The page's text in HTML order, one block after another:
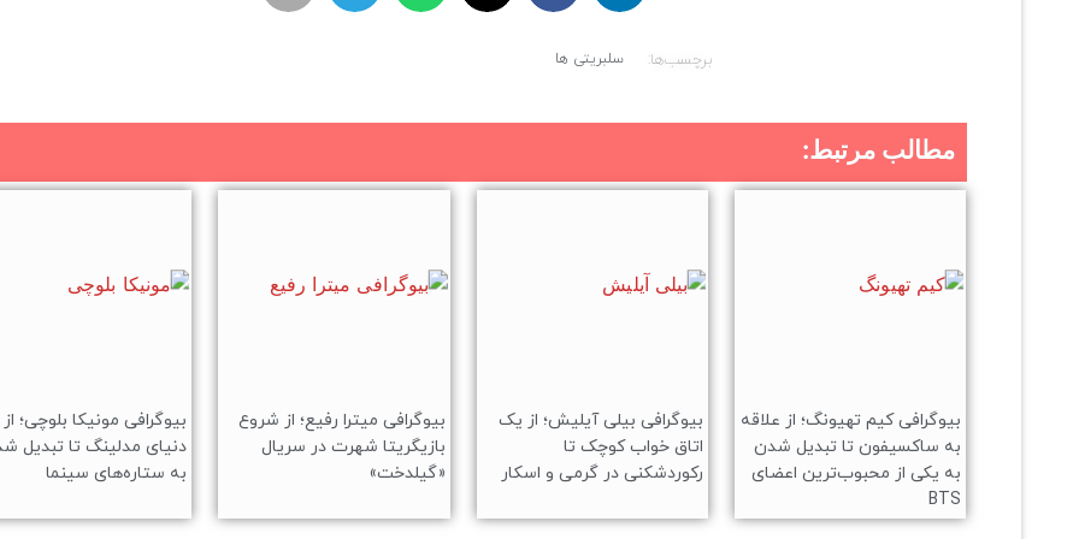
برچسب‌ها: سلبریتی ها
مطالب مرتبط:
بیوگرافی کیم تهیونگ؛ از علاقه
به ساکسیفون تا تبدیل شدن
به یکی از محبوب‌ترین اعضای
BTS
بیوگرافی بیلی آیلیش؛ از یک
اتاق خواب کوچک تا
رکوردشکنی در گرمی و اسکار
بیوگرافی میترا رفیع؛ از شروع
بازیگریتا شهرت در سریال
«گیلدخت»
بیوگرافی مونیکا بلوچی؛ از
دنیای مدلینگ تا تبدیل
به ستاره‌های سینما